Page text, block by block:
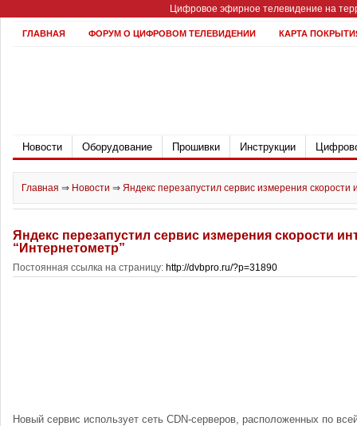
Цифровое эфирное телевидение на
ГЛАВНАЯ ФОРУМ О ЦИФРОВОМ ТЕЛЕВИДЕНИИ КАРТА
Новости Оборудование Прошивки Инструкции
Главная ⇒ Новости ⇒ Яндекс перезапустил сервис измерения скорости
Яндекс перезапустил сервис измерения скорости
“Интернетометр”
Постоянная ссылка на страницу: http://dvbpro.ru/?p=31890
Новый сервис использует сеть CDN-серверов, расположенных по